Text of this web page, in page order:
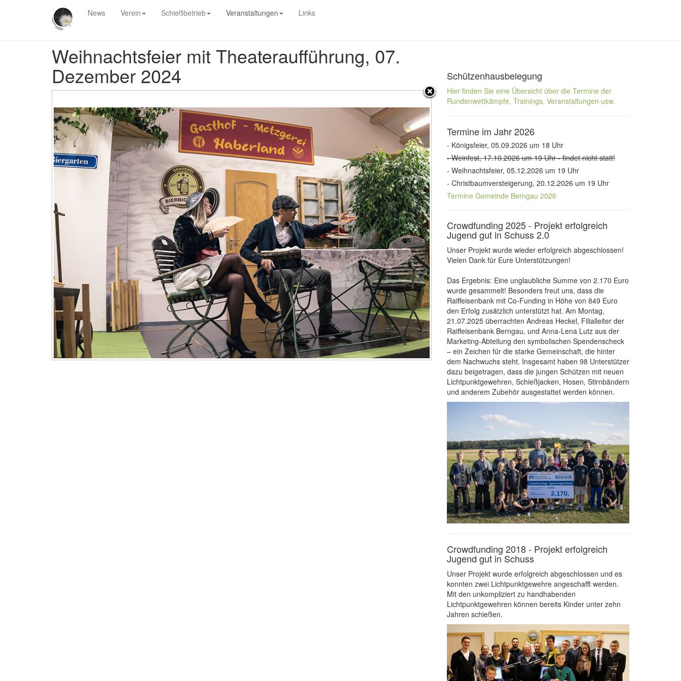
News Verein Schießbetrieb Veranstaltungen Links
Weihnachtsfeier mit Theateraufführung, 07.
Dezember 2024 Schützenhausbelegung
Hier finden Sie eine Übersicht über die Termine der
Rundenwettkämpfe, Trainings, Veranstaltungen usw.
Termine im Jahr 2026
- Königsfeier, 05.09.2026 um 18 Uhr
- Weinfest, 17.10.2026 um 19 Uhr - findet nicht statt!
- Weihnachtsfeier, 05.12.2026 um 19 Uhr
- Christbaumversteigerung, 20.12.2026 um 19 Uhr
Termine Gemeinde Berngau 2026
Crowdfunding 2025 - Projekt erfolgreich
Jugend gut in Schuss 2.0
Unser Projekt wurde wieder erfolgreich abgeschlossen!
Vielen Dank für Eure Unterstützungen!
Das Ergebnis: Eine unglaubliche Summe von 2.170 Euro
wurde gesammelt! Besonders freut uns, dass die
Raiffeisenbank mit Co-Funding in Höhe von 849 Euro
den Erfolg zusätzlich unterstützt hat. Am Montag,
21.07.2025 überrachten Andreas Heckel, Filialleiter der
Raiffeisenbank Berngau, und Anna-Lena Lutz aus der
Marketing-Abteilung den symbolischen Spendenscheck
– ein Zeichen für die starke Gemeinschaft, die hinter
dem Nachwuchs steht. Insgesamt haben 98 Unterstützer
dazu beigetragen, dass die jungen Schützen mit neuen
Lichtpunktgewehren, Schießjacken, Hosen, Stirnbändern
und anderem Zubehör ausgestattet werden können.
Crowdfunding 2018 - Projekt erfolgreich
Jugend gut in Schuss
Unser Projekt wurde erfolgreich abgeschlossen und es
konnten zwei Lichtpunktgewehre angeschafft werden.
Mit den unkompliziert zu handhabenden
Lichtpunktgewehren können bereits Kinder unter zehn
Jahren schießen.